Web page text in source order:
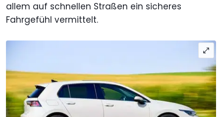
allem auf schnellen Straßen ein sicheres
Fahrgefühl vermittelt.